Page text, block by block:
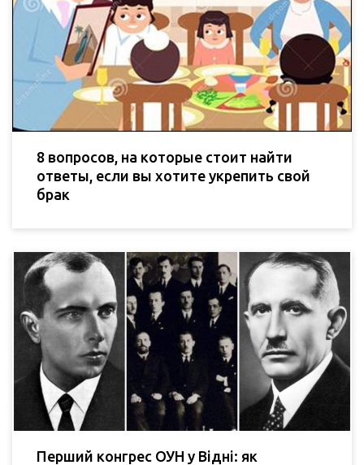
8 вопросов, на которые стоит найти
ответы, если вы хотите укрепить свой
брак
Перший конгрес ОУН у Відні: як